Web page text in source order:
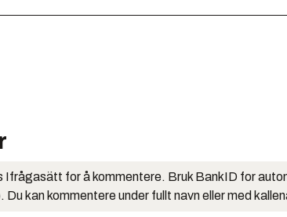
Ifrågasätt for å kommentere. Bruk BankID for
kan kommentere under fullt navn eller med